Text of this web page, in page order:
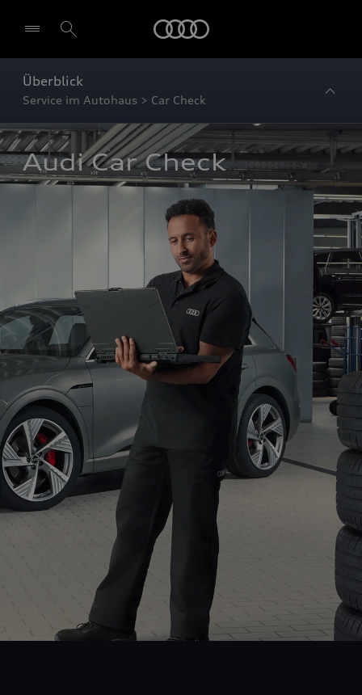
Überblick
Service im Autohaus > Car Check
Audi Car Check